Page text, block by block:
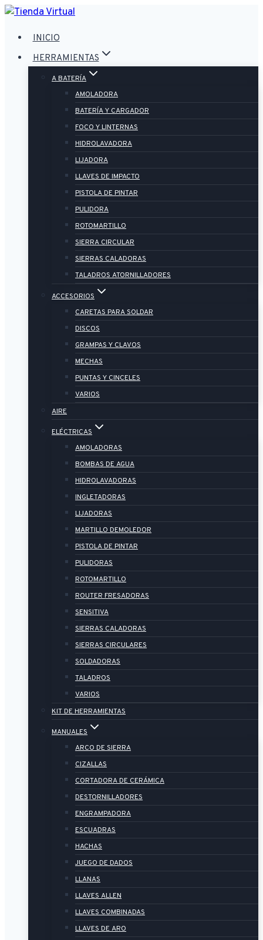
Saltar
contenido
INICIO
HERRAMIENTAS
A BATERÍA
AMOLADORA
BATERÍA Y CARGADOR
FOCO Y LINTERNAS
HIDROLAVADORA
LIJADORA
LLAVES DE IMPACTO
PISTOLA DE PINTAR
PULIDORA
ROTOMARTILLO
SIERRA CIRCULAR
SIERRAS CALADORAS
TALADROS ATORNILLADORES
ACCESORIOS
CARETAS PARA SOLDAR
DISCOS
GRAMPAS Y CLAVOS
MECHAS
PUNTAS Y CINCELES
VARIOS
AIRE
ELÉCTRICAS
AMOLADORAS
BOMBAS DE AGUA
HIDROLAVADORAS
INGLETADORAS
LIJADORAS
MARTILLO DEMOLEDOR
PISTOLA DE PINTAR
PULIDORAS
ROTOMARTILLO
ROUTER FRESADORAS
SENSITIVA
SIERRAS CALADORAS
SIERRAS CIRCULARES
SOLDADORAS
TALADROS
VARIOS
KIT DE HERRAMIENTAS
MANUALES
ARCO DE SIERRA
CIZALLAS
CORTADORA DE CERÁMICA
DESTORNILLADORES
ENGRAMPADORA
ESCUADRAS
HACHAS
JUEGO DE DADOS
LLANAS
LLAVES ALLEN
LLAVES COMBINADAS
LLAVES DE ARO